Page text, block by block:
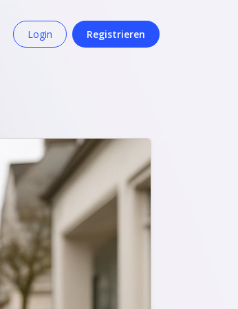
Login Registrieren